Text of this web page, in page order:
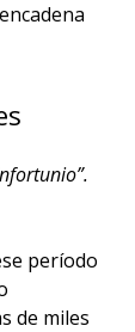
período
de miles